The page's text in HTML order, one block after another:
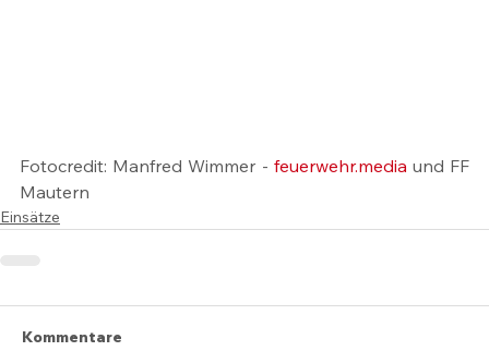
Fotocredit: Manfred Wimmer - feuerwehr.media und FF
Mautern
Einsätze
Kommentare